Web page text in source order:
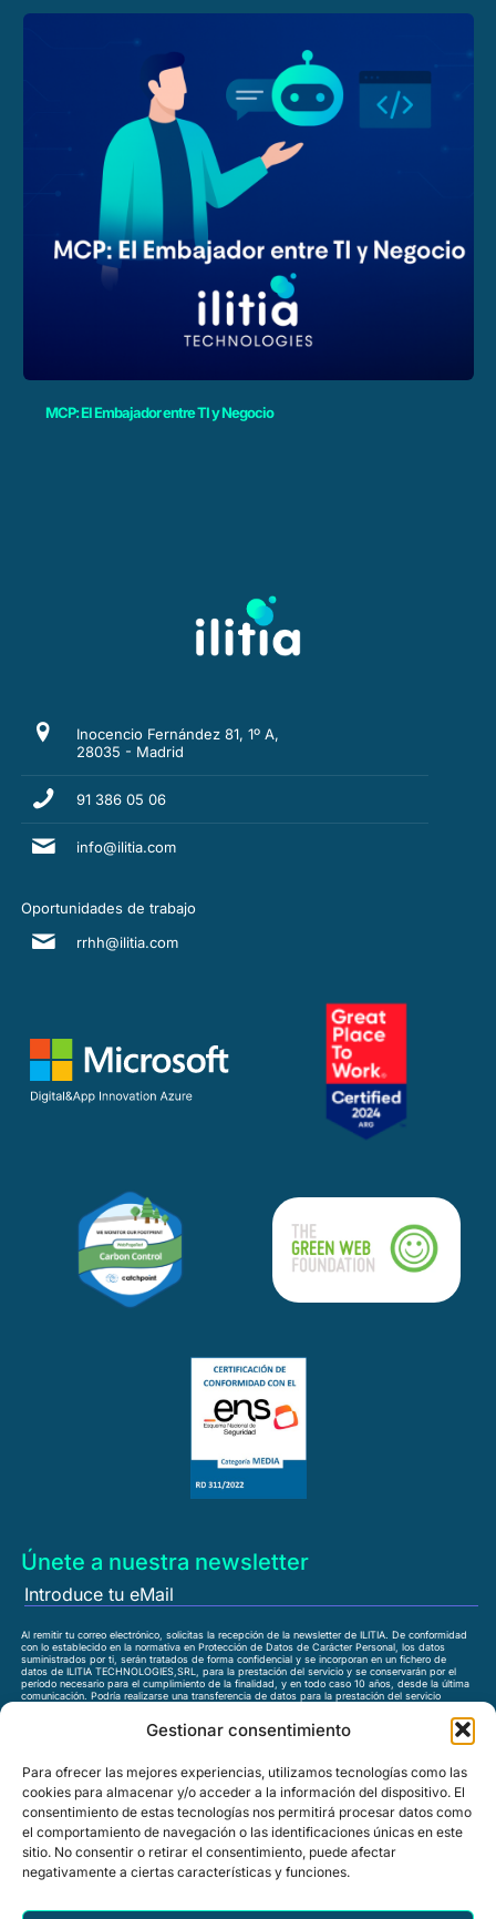
Gestionar consentimiento
Para ofrecer las mejores experiencias, utilizamos tecnologías como las
cookies para almacenar y/o acceder a la información del dispositivo. El
consentimiento de estas tecnologías nos permitirá procesar datos como
el comportamiento de navegación o las identificaciones únicas en este
sitio. No consentir o retirar el consentimiento, puede afectar
negativamente a ciertas características y funciones.
MCP: El Embajador entre TI y Negocio
Inocencio Fernández 81, 1º A,
28035 - Madrid
91 386 05 06
info@ilitia.com
Oportunidades de trabajo
rrhh@ilitia.com
Únete a nuestra newsletter
Al remitir tu correo electrónico, solicitas la recepción de la newsletter de ILITIA. De conformidad
con lo establecido en la normativa en Protección de Datos de Carácter Personal, los datos
suministrados por ti, serán tratados de forma confidencial y se incorporan en un fichero de
datos de ILITIA TECHNOLOGIES,SRL, para la prestación del servicio y se conservarán por el
período necesario para el cumplimiento de la finalidad, y en todo caso 10 años, desde la última
comunicación. Podría realizarse una transferencia de datos para la prestación del servicio
oposición, portabilidad mediante comunicación escrita dirigida a ILITIA, bien al domicilio social,
bien a la dirección de correorgpd@ilitia.com
He leído la política de privacidady acepto los términos y
condiciones.